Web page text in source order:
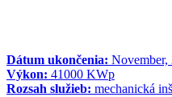
Dátum ukončenia: November,
Výkon: 41000 KWp
Rozsah služieb: mechanická